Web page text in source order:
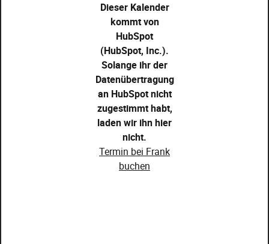
Dieser Kalender
kommt von
HubSpot
(HubSpot, Inc.).
Solange ihr der
Datenübertragung
an HubSpot nicht
zugestimmt habt,
laden wir ihn hier
nicht.
Termin bei Frank
buchen